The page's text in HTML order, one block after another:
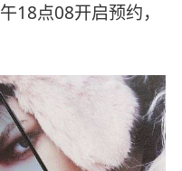
18点08开启预约，